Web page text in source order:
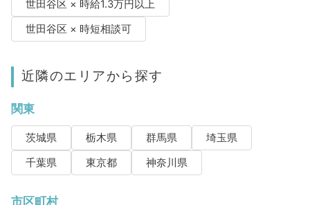
世田谷区 × 時給1.3万円以上
世田谷区 × 時短相談可
近隣のエリアから探す
関東
茨城県 栃木県 群馬県
埼玉県
千葉県
東京都 神奈川県
市区町村